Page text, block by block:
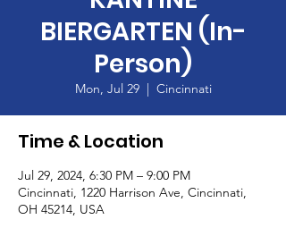
BIERGARTEN (In-
Person)
Mon, Jul 29
  |
Cincinnati
Time & Location
Jul 29, 2024, 6:30 PM – 9:00 PM
Cincinnati, 1220 Harrison Ave, Cincinnati,
OH 45214, USA